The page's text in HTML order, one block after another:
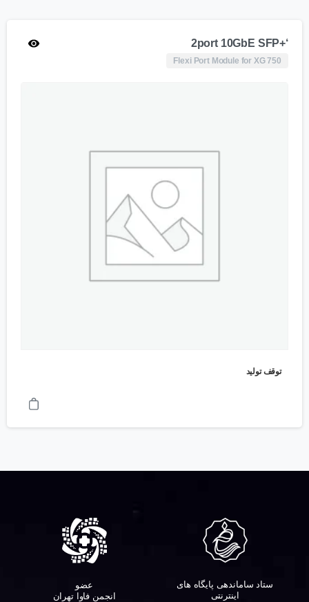
‘+2port 10GbE SFP
Flexi Port Module for XG 750
توقف تولید
ستاد ساماندهی پایگاه های
اینترنتی
عضو
انجمن فاوا تهران